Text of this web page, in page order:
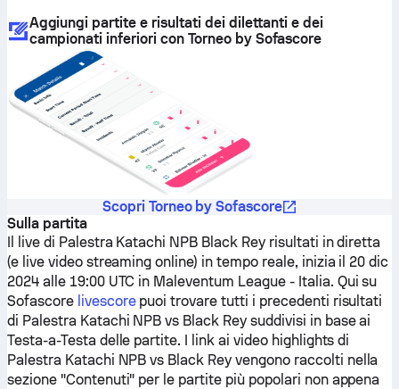
Aggiungi partite e risultati dei dilettanti e dei
campionati inferiori con Torneo by Sofascore
Scopri Torneo by Sofascore
Sulla partita
Il live di Palestra Katachi NPB Black Reyrisultati in diretta
(e live video streaming online) in tempo reale, inizia il 20 dic
2024 alle 19:00 UTC in Maleventum League - Italia. Qui su
Sofascore livescorepuoi trovare tutti i precedenti risultati
di Palestra Katachi NPB vs Black Rey suddivisi in base ai
Testa-a-Testa delle partite. I link ai video highlights di
Palestra Katachi NPB vs Black Rey vengono raccolti nella
sezione "Contenuti" per le partite più popolari non appena